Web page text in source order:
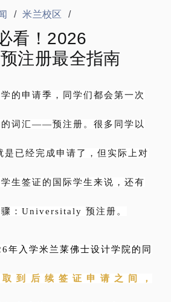
/ 米兰校区 /
看！2026
注册最全指南
的申请季，同学们都会第一次
的词汇——预注册。很多同学以
已经完成申请了，但实际上对
生签证的国际学生来说，还有
：Universitaly 预注册。
年入学米兰莱佛士设计学院的同
到后续签证申请之间，